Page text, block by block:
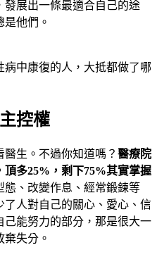
發展出一條最適合自己的途
他們。
中康復的人，大抵都做了哪
控權
生。不過你知道嗎？ 醫療院
多25%，剩下75%其實掌握
態、改變作息、經常鍛鍊等
人對自己的關心、愛心、信
能努力的部分，那是很大一
失分。